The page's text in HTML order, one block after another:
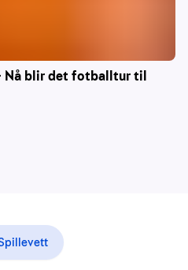
Nå blir det fotballtur til